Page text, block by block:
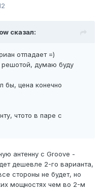
сказал:
отпадает =)
решотой, думаю буду
бы, цена конечно
чтото в паре с
антенну с Groove -
дешевле 2-го варианта,
стороны не будет, но
мощностях чем во 2-м